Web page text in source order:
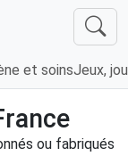
et soinsJeux,
ou fabriqués